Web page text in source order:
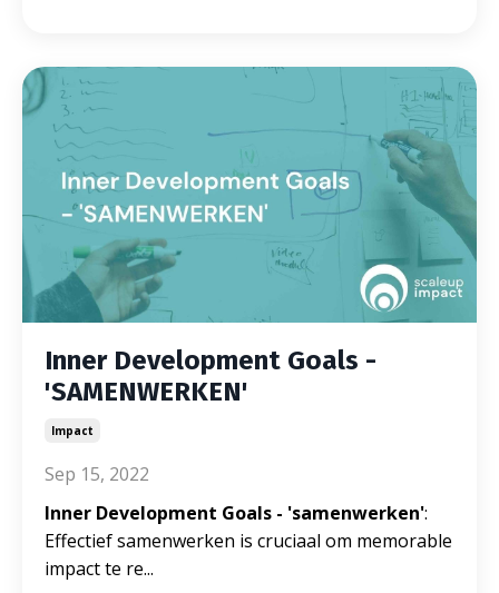
Inner Development Goals -
'SAMENWERKEN'
Impact
Sep 15, 2022
Inner Development Goals - 'samenwerken':
Effectief samenwerken is cruciaal om memorable
impact te re...